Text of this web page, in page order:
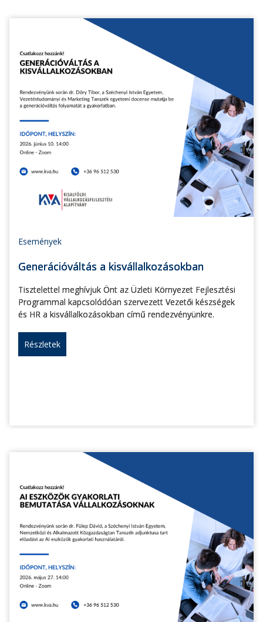
Események
Generációváltás a kisvállalkozásokban
Tisztelettel meghívjuk Önt az Üzleti Környezet Fejlesztési
Programmal kapcsolódóan szervezett Vezetői készségek
és HR a kisvállalkozásokban című rendezvényünkre.
Részletek